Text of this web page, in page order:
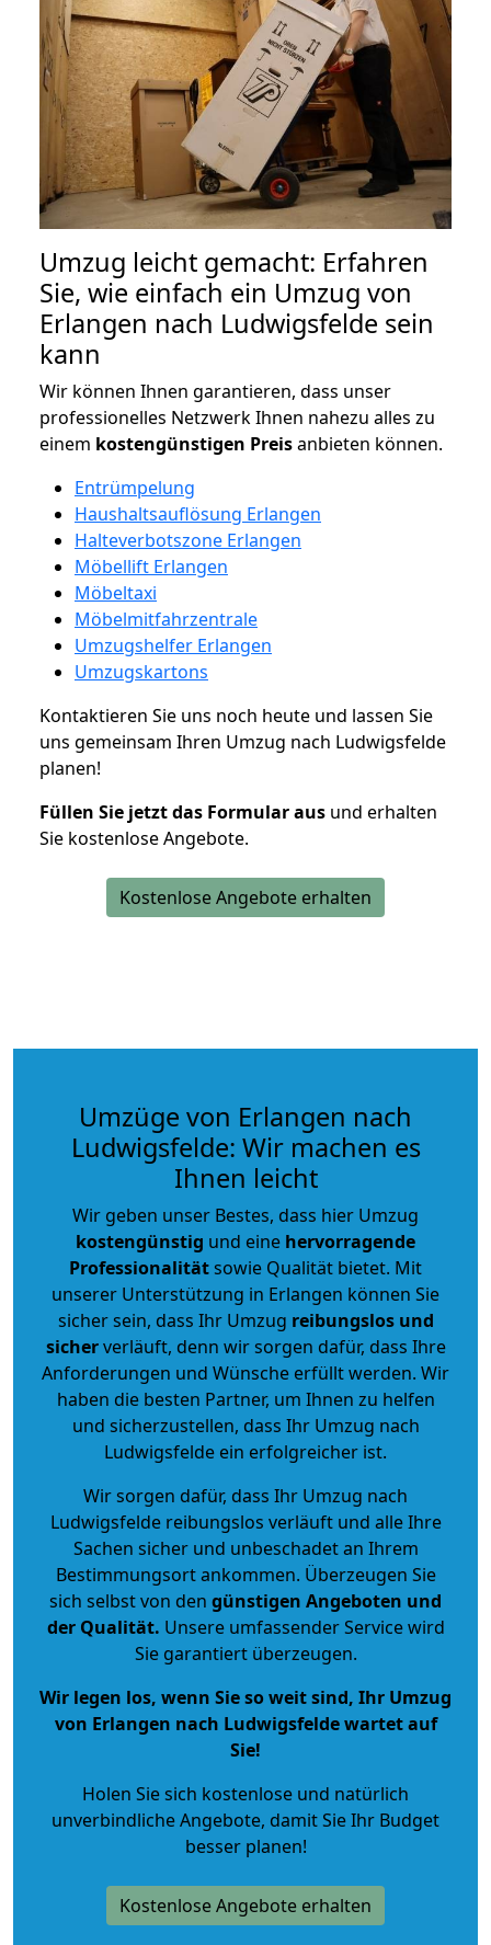
Umzug leicht gemacht: Erfahren
Sie, wie einfach ein Umzug von
Erlangen nach Ludwigsfelde sein
kann
Wir können Ihnen garantieren, dass unser
professionelles Netzwerk Ihnen nahezu alles zu
einem kostengünstigen Preisanbieten können.
Entrümpelung
Haushaltsauflösung Erlangen
Halteverbotszone Erlangen
Möbellift Erlangen
Möbeltaxi
Möbelmitfahrzentrale
Umzugshelfer Erlangen
Umzugskartons
Kontaktieren Sie uns noch heute und lassen Sie
uns gemeinsam Ihren Umzug nach Ludwigsfelde
planen!
Füllen Sie jetzt das Formular aus und erhalten
Sie kostenlose Angebote.
Kostenlose Angebote erhalten
Umzüge von Erlangen nach
Ludwigsfelde: Wir machen es
Ihnen leicht
Wir geben unser Bestes, dass hier Umzug
kostengünstig und eine hervorragende
Professionalitätsowie Qualität bietet. Mit
unserer Unterstützung in Erlangen können Sie
sicher sein, dass Ihr Umzug reibungslos und
sicherverläuft, denn wir sorgen dafür, dass Ihre
Anforderungen und Wünsche erfüllt werden. Wir
haben die besten Partner, um Ihnen zu helfen
und sicherzustellen, dass Ihr Umzug nach
Ludwigsfelde ein erfolgreicher ist.
Wir sorgen dafür, dass Ihr Umzug nach
Ludwigsfelde reibungslos verläuft und alle Ihre
Sachen sicher und unbeschadet an Ihrem
Bestimmungsort ankommen. Überzeugen Sie
sich selbst von den günstigen Angeboten und
der Qualität. Unsere umfassender Service wird
Sie garantiert überzeugen.
Wir legen los, wenn Sie so weit sind, Ihr Umzug
von Erlangen nach Ludwigsfelde wartet auf
Sie!
Holen Sie sich kostenlose und natürlich
unverbindliche Angebote, damit Sie Ihr Budget
besser planen!
Kostenlose Angebote erhalten